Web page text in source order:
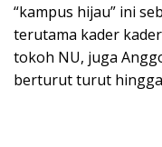
“kampus hijau” ini
terutama kader
tokoh NU, juga
berturut turut